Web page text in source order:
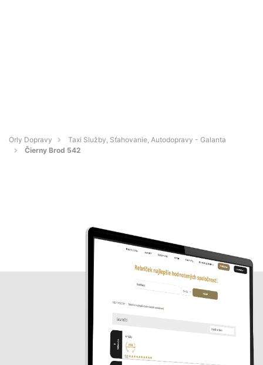
Orly Dopravy
Taxi Služby, Sťahovanie, Autodopravy - Galanta
Čierny Brod 542